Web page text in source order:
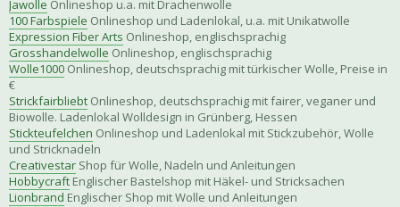
Jawolle Onlineshop u.a. mit Drachenwolle
100 Farbspiele Onlineshop und Ladenlokal, u.a. mit Unikatwolle
Expression Fiber Arts Onlineshop, englischsprachig
Grosshandelwolle Onlineshop, englischsprachig
Wolle1000 Onlineshop, deutschsprachig mit türkischer Wolle, Preise in
€
Strickfairbliebt Onlineshop, deutschsprachig mit fairer, veganer und
Biowolle. Ladenlokal Wolldesign in Grünberg, Hessen
Stickteufelchen Onlineshop und Ladenlokal mit Stickzubehör, Wolle
und Stricknadeln
Creativestar Shop für Wolle, Nadeln und Anleitungen
Hobbycraft Englischer Bastelshop mit Häkel- und Stricksachen
Lionbrand Englischer Shop mit Wolle und Anleitungen